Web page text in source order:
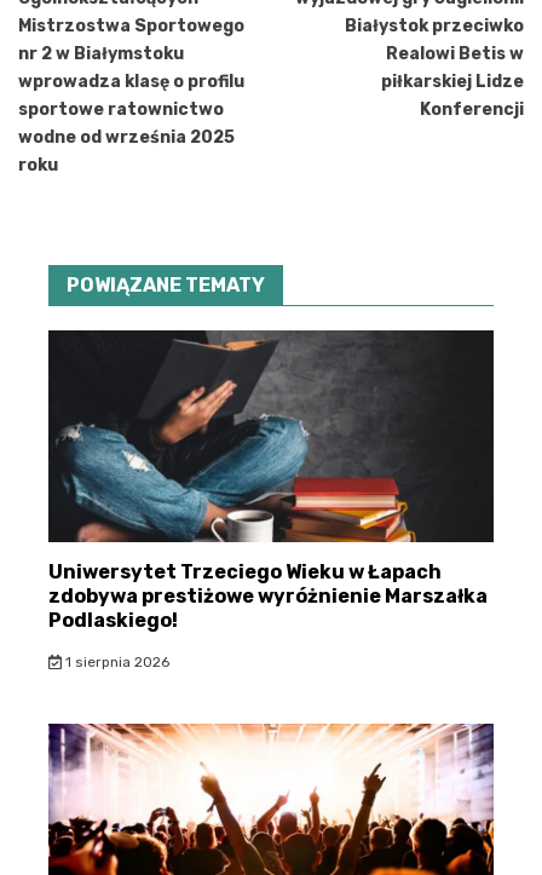
Mistrzostwa Sportowego
nr 2 w Białymstoku
wprowadza klasę o profilu
sportowe ratownictwo
wodne od września 2025
roku
Białystok przeciwko
Realowi Betis w
piłkarskiej Lidze
Konferencji
POWIĄZANE TEMATY
Uniwersytet Trzeciego Wieku w Łapach
zdobywa prestiżowe wyróżnienie Marszałka
Podlaskiego!
1 sierpnia 2026